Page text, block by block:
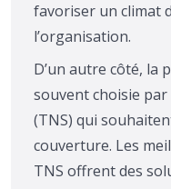
favoriser un climat
l’organisation.
D’un autre côté, la
souvent choisie
(TNS) qui
couverture. Les
TNS offrent des